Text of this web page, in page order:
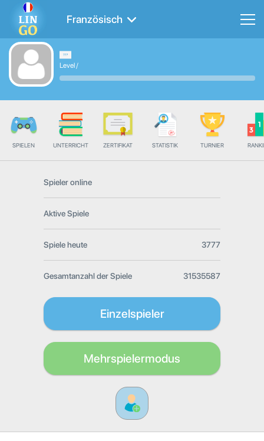
Französisch
Level/
SPIELEN UNTERRICHT ZERTIFIKAT STATISTIK TURNIER
Spieler online
Aktive Spiele
Spiele heute 3777
Gesamtanzahl der Spiele 31535587
Einzelspieler
Mehrspielermodus